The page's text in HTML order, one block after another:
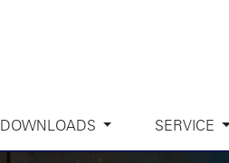
DOWNLOADS SERVICE